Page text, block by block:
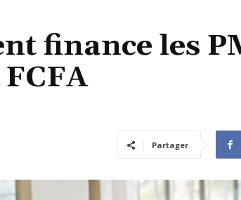
finance les
Partager